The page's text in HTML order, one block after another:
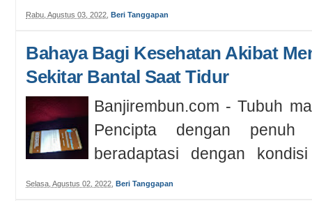
pantas dijadikan kesimpulan
Rabu, Agustus 03, 2022 Beri Tanggapan
Bahaya Bagi Kesehatan Akibat
Sekitar Bantal Saat Tidur
Banjirembun.com - Tubuh
Pencipta dengan penuh
beradaptasi dengan
Bayangka...
Selasa, Agustus 02, 2022 Beri Tanggapan